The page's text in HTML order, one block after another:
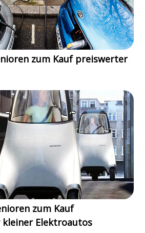
zum Kauf preiswerter
zum Kauf
Elektroautos